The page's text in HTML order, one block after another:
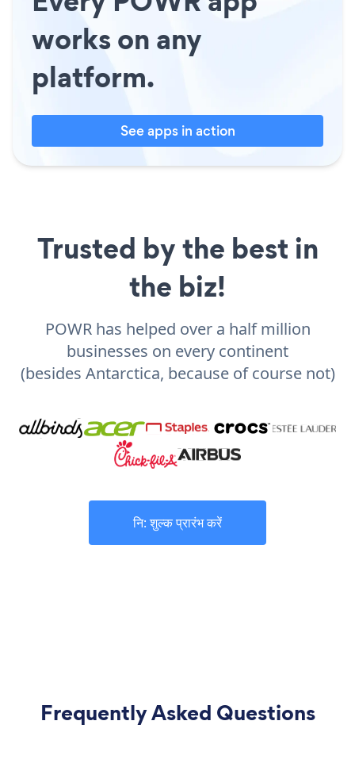
works on any
platform.
See apps in action
Trusted by the best in
the biz!
POWR has helped over a half million
businesses on every continent
(besides Antarctica, because of course not)
नि: शुल्क प्रारंभ करें
Frequently Asked Questions